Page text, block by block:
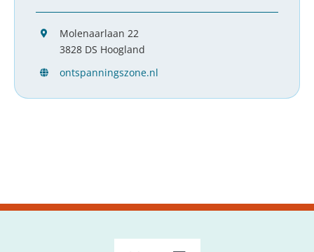
Molenaarlaan 22
3828 DS Hoogland
ontspanningszone.nl